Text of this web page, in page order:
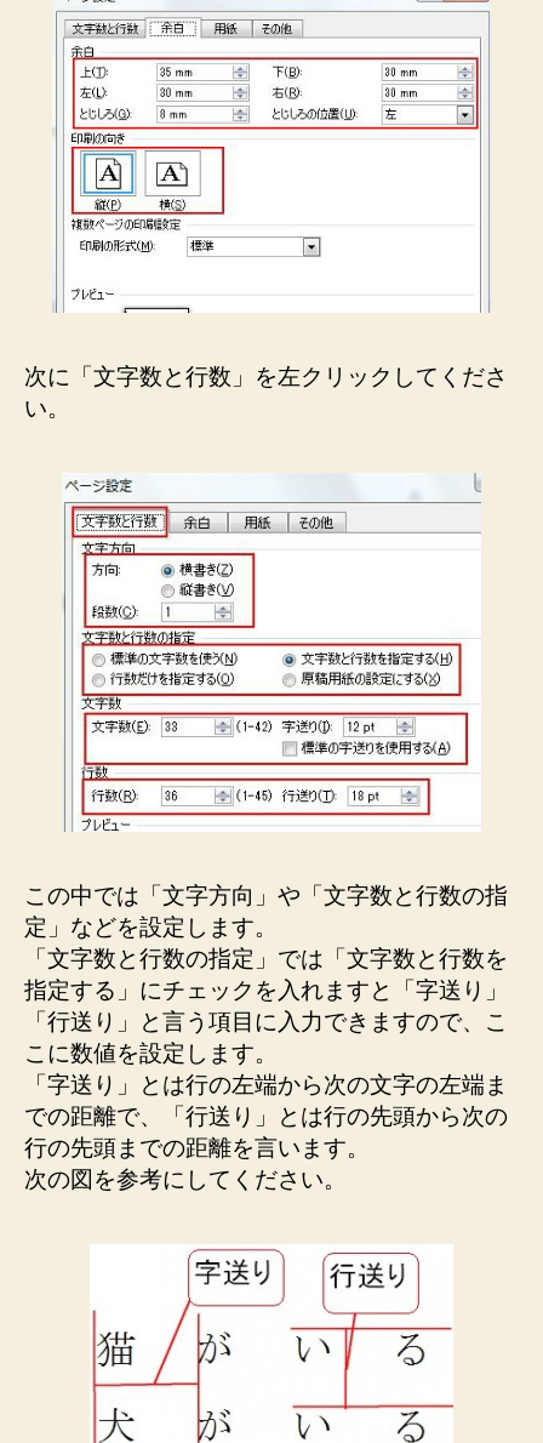
次に「文字数と行数」を左クリックしてくださ
い。
この中では「文字方向」や「文字数と行数の指
定」などを設定します。
「文字数と行数の指定」では「文字数と行数を
指定する」にチェックを入れますと「字送り」
「行送り」と言う項目に入力できますので、こ
こに数値を設定します。
「字送り」とは行の左端から次の文字の左端ま
での距離で、「行送り」とは行の先頭から次の
行の先頭までの距離を言います。
次の図を参考にしてください。